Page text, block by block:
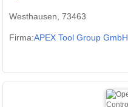
Westhausen, 73463
Firma:APEX Tool Group GmbH